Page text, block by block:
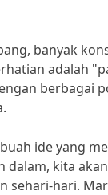
banyak
adalah
berbagai
ide yang
kita
hari.